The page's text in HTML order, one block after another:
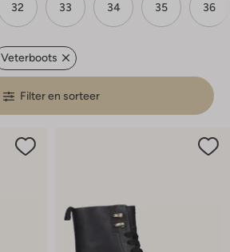
32 33 34 35 36
Veterboots
Filter en sorteer